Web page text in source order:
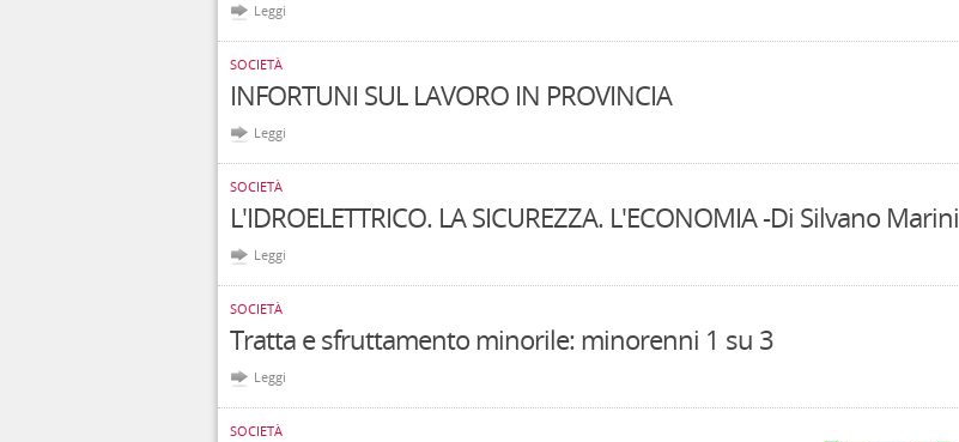
Leggi
SOCIETÀ
INFORTUNI SUL LAVORO IN PROVINCIA
Leggi
SOCIETÀ
L'IDROELETTRICO. LA SICUREZZA. L'ECONOMIA -Di Silvano Marini
Leggi
SOCIETÀ
Tratta e sfruttamento minorile: minorenni 1 su 3
Leggi
SOCIETÀ